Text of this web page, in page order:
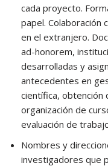
cada proyecto.
papel. Colaboración
en el extranjero.
ad-honorem,
desarrolladas y
antecedentes en
científica, obtención
organización de
evaluación de
Nombres y
investigadores que